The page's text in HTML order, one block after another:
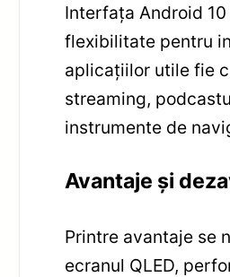
Interfața Android
flexibilitate pentru
aplicațiilor utile fie
streaming,
instrumente de
Avantaje și
Printre avantaje se
ecranul QLED,